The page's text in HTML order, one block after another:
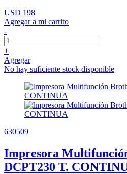
USD 198
Agregar a mi carrito
-
+
Agregar
No hay suficiente stock disponible
630509
Impresora
DCPT230 T.